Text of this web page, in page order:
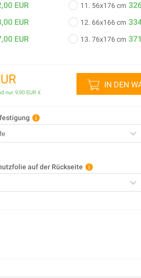
mit 25 mm
mit 40 mm
EUR
EUR
EUR
11. 56x176 cm
12. 66x166 cm
13. 76x176 cm
nur 9,90 EUR €
IN DEN
auf der Rückseite